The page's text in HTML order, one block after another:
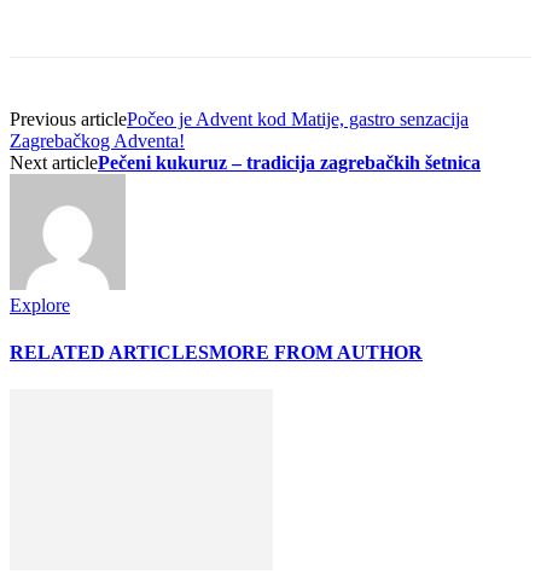
Previous articlePočeo je Advent kod Matije, gastro senzacija
Zagrebačkog Adventa!
Next articlePečeni kukuruz – tradicija zagrebačkih šetnica
Explore
RELATED ARTICLESMORE FROM AUTHOR